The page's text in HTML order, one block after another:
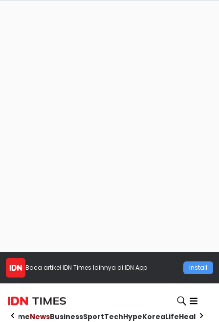
Baca artikel IDN Times lainnya di IDN App Install
HomeNewsBusinessSportTechHypeKoreaLifeHealth